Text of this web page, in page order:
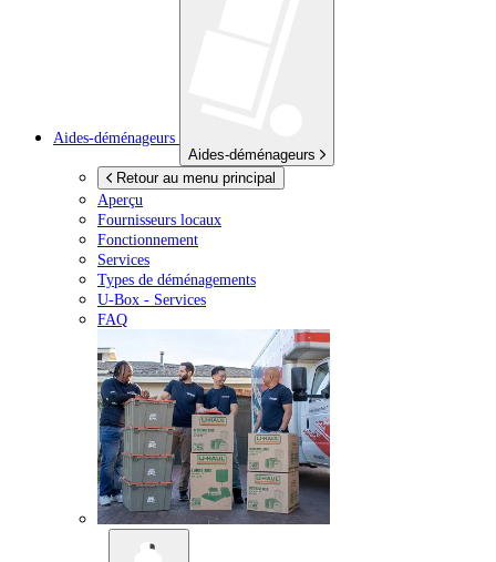
Aides-déménageurs
Aides-déménageurs
Retour au menu principal
Aperçu
Fournisseurs locaux
Fonctionnement
Services
Types de déménagements
U-Box - Services
FAQ